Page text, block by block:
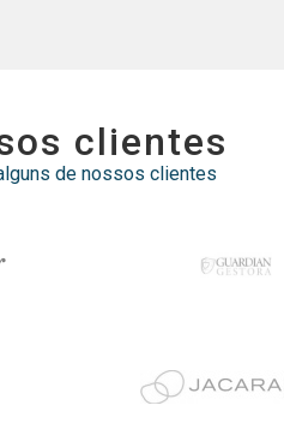
clientes
de nossos clientes